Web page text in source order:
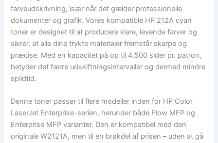
farveudskrivning, især når det gælder professionelle
dokumenter og grafik. Vores kompatible HP 212A cyan
toner er designet til at producere klare, levende farver og
sikrer, at alle dine trykte materialer fremstår skarpe og
præcise. Med en kapacitet på op til 4.500 sider pr. patron,
betyder det færre udskiftningsintervaller og dermed mindre
spildtid.
Denne toner passer til flere modeller inden for HP Color
LaserJet Enterprise-serien, herunder både Flow MFP og
Enterprise MFP varianter. Den er kompatibel med den
originale W2121A, men til en brøkdel af prisen – uden at gå